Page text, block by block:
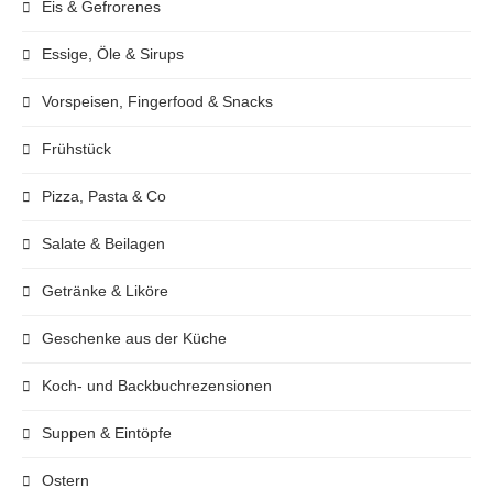
Eis & Gefrorenes
Essige, Öle & Sirups
Vorspeisen, Fingerfood & Snacks
Frühstück
Pizza, Pasta & Co
Salate & Beilagen
Getränke & Liköre
Geschenke aus der Küche
Koch- und Backbuchrezensionen
Suppen & Eintöpfe
Ostern